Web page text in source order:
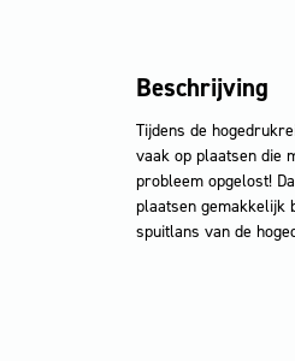
Beschrijving
Tijdens de
vaak op plaatsen die
probleem opgelost!
plaatsen gemakkelijk
spuitlans van de